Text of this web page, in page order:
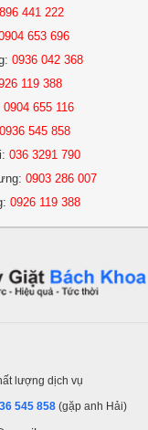
441 222
653 696
0936 042 368
119 388
0904 655 116
0936 545 858
036 3291 790
0903 286 007
0926 119 388
lượng dịch vụ
545 858 (gặp anh Hải)